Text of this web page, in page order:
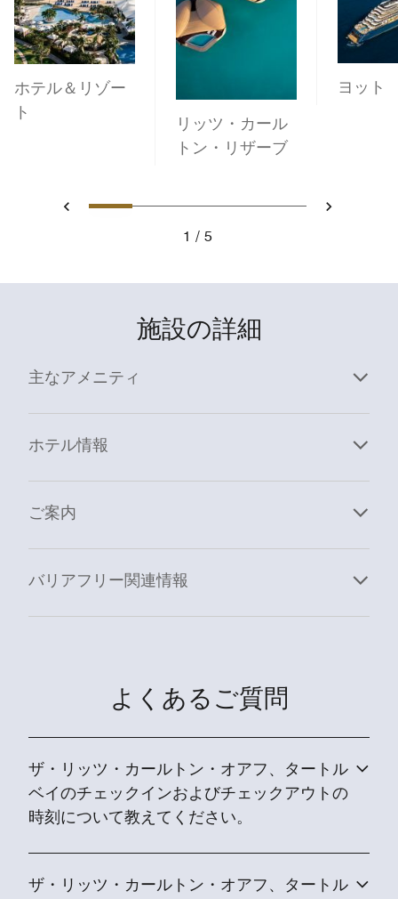
ホテル＆リゾー
ト
リッツ・カール
トン・リザーブ
ヨット
戻る
1 2 3 4 5 次へ
1 5
施設の詳細
主なアメニティ
ホテル情報
ご案内
バリアフリー関連情報
よくあるご質問
ザ・リッツ・カールトン・オアフ、タートル
ベイのチェックインおよびチェックアウトの
時刻について教えてください。
ザ・リッツ・カールトン・オアフ、タートル